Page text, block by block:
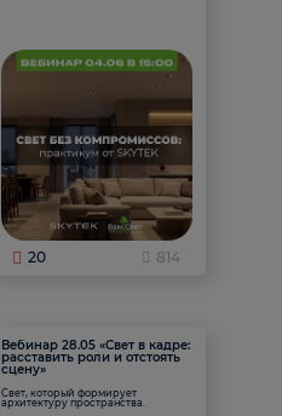
20 814
Вебинар 28.05 «Свет в кадре:
расставить роли и отстоять
сцену»
Свет, который формирует
архитектуру пространства.